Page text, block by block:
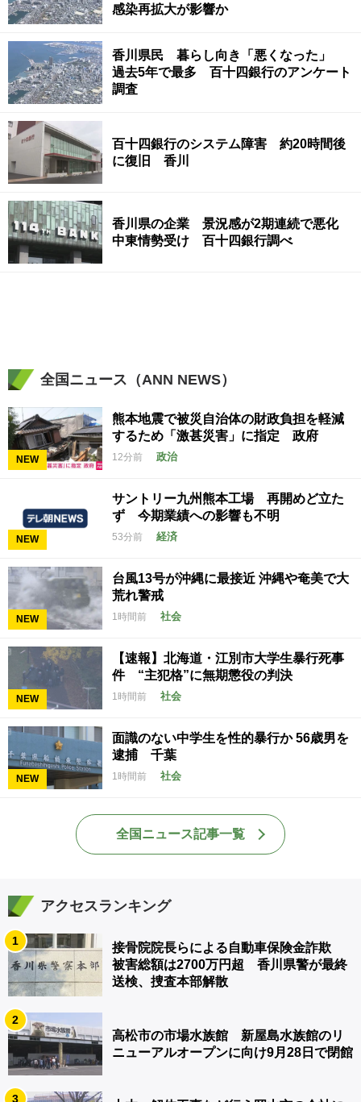
感染再拡大が影響か
香川県民 暮らし向き「悪くなった」
過去5年で最多 百十四銀行のアンケート
調査
百十四銀行のシステム障害 約20時間後
に復旧 香川
香川県の企業 景況感が2期連続で悪化
中東情勢受け 百十四銀行調べ
全国ニュース（ANN NEWS）
NEW
熊本地震で被災自治体の財政負担を軽減
するため「激甚災害」に指定 政府
12分前 政治
NEW
サントリー九州熊本工場 再開めど立た
ず 今期業績への影響も不明
53分前 経済
NEW
台風13号が沖縄に最接近 沖縄や奄美で大
荒れ警戒
1時間前 社会
NEW
【速報】北海道・江別市大学生暴行死事
件 “主犯格”に無期懲役の判決
1時間前 社会
NEW
面識のない中学生を性的暴行か 56歳男を
逮捕 千葉
1時間前 社会
全国ニュース記事一覧
アクセスランキング
1
接骨院院長らによる自動車保険金詐欺
被害総額は2700万円超 香川県警が最終
送検、捜査本部解散
2
高松市の市場水族館 新屋島水族館のリ
ニューアルオープンに向け9月28日で閉館
3